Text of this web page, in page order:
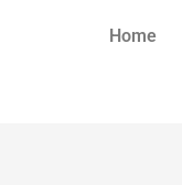
Home